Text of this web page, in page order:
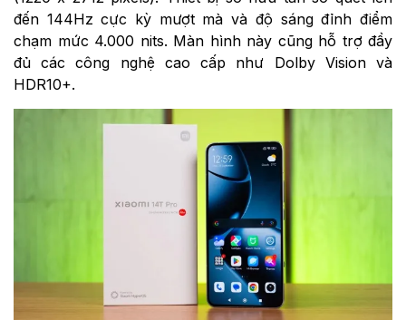
đến 144Hz cực kỳ mượt mà và độ sáng đỉnh điểm
chạm mức 4.000 nits. Màn hình này cũng hỗ trợ đầy
đủ các công nghệ cao cấp như Dolby Vision và
HDR10+.